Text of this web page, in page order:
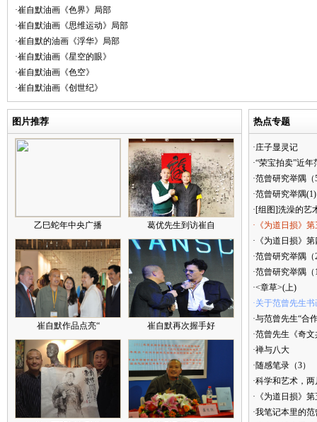
·崔自默油画《色界》局部
·崔自默油画《思维运动》局部
·崔自默的油画《浮华》局部
·崔自默油画《星空的眼》
·崔自默油画《色空》
·崔自默油画《创世纪》
图片推荐
乙巳蛇年中央广播 葛优先生到访崔自
崔自默作品点亮“ 崔自默再次握手好
热点专题
·庄子显灵记
·“荣宝拍卖”近
·范曾研究举隅（
·范曾研究举隅(1)
·[组图]洗澡的艺
·《为道日损》
·《为道日损》
·范曾研究举隅（
·范曾研究举隅（
·<章草>(上)
·关于范曾先生
·与范曾先生“合
·范曾先生《奇
·禅与八大
·随感笔录（3）
·科学和艺术，
·《为道日损》
·我笔记本里的